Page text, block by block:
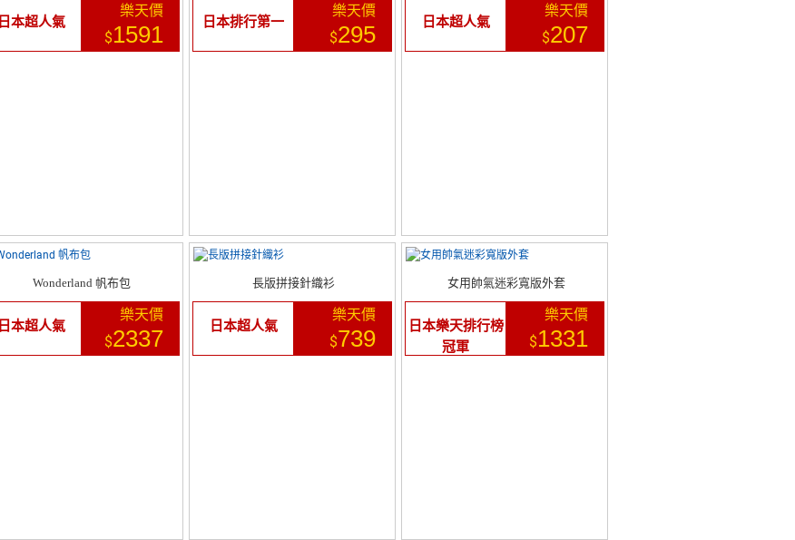
日本超人氣
樂天價
$1591 日本排行第一
樂天價
$295 日本超人氣
樂天價
$207
Wonderland 帆布包
日本超人氣
樂天價
$2337
長版拼接針織衫
日本超人氣
樂天價
$739
女用帥氣迷彩寬版外套
日本樂天排行榜
冠軍
樂天價
$1331